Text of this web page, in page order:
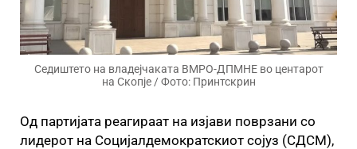
Седиштето на владејчаката ВМРО-ДПМНЕ во центарот
на Скопје / Фото: Принтскрин
Од партијата реагираат на изјави поврзани со
лидерот на Социјалдемократскиот сојуз (СДСМ),